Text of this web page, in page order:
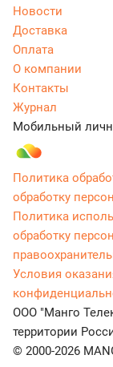
Новости
Доставка
Оплата
О компании
Контакты
Журнал
Мобильный
Политика
обработку
Политика
обработку
Условия
ООО "Манго
территории
© 2000-2026